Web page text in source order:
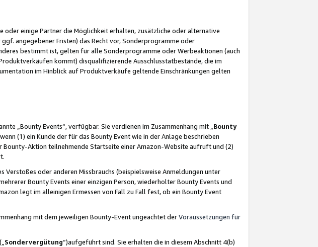
einige Partner die Möglichkeit erhalten, zusätzliche oder alternative
angegebener Fristen) das Recht vor, Sonderprogramme oder
bestimmt ist, gelten für alle Sonderprogramme oder Werbeaktionen (auch
kommt) disqualifizierende Ausschlusstatbestände, die im
im Hinblick auf Produktverkäufe geltende Einschränkungen gelten
„Bounty Events“, verfügbar. Sie verdienen im Zusammenhang mit „ Bounty
(1) ein Kunde der für das Bounty Event wie in der Anlage beschrieben
Bounty-Aktion teilnehmende Startseite einer Amazon-Website aufruft und (2)
oder anderen Missbrauchs (beispielsweise Anmeldungen unter
Bounty Events einer einzigen Person, wiederholter Bounty Events und
legt im alleinigen Ermessen von Fall zu Fall fest, ob ein Bounty Event
mit dem jeweiligen Bounty-Event ungeachtet derVoraussetzungen für
(„ Sondervergütung“)aufgeführt sind. Sie erhalten die in diesem Abschnitt 4(b)